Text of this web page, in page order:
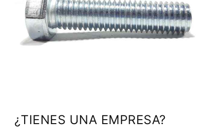
¿TIENES UNA EMPRESA?